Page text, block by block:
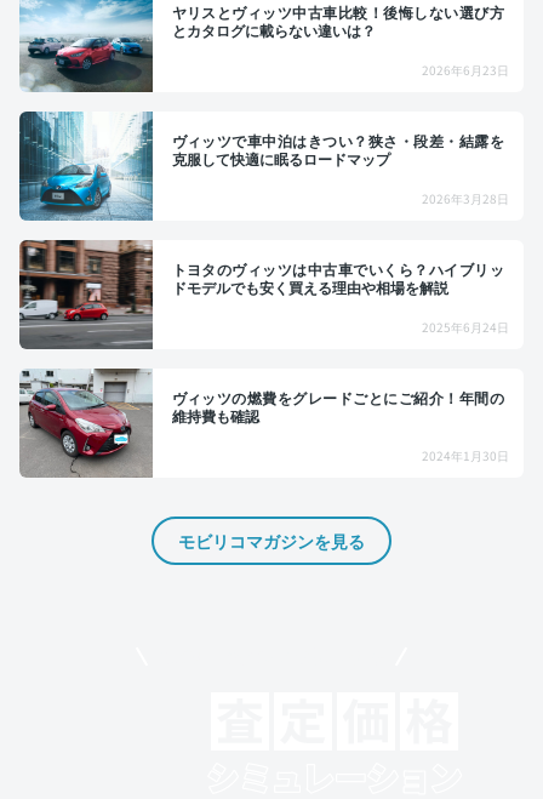
ヤリスとヴィッツ中古車比較！後悔しない選び方
とカタログに載らない違いは？
2026年6月23日
ヴィッツで車中泊はきつい？狭さ・段差・結露を
克服して快適に眠るロードマップ
2026年3月28日
トヨタのヴィッツは中古車でいくら？ハイブリッ
ドモデルでも安く買える理由や相場を解説
2025年6月24日
ヴィッツの燃費をグレードごとにご紹介！年間の
維持費も確認
2024年1月30日
モビリコマガジンを見る